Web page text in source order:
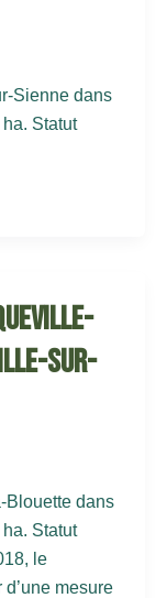
Sienne dans
Statut
sur-
Blouette dans
Statut
le
mesure